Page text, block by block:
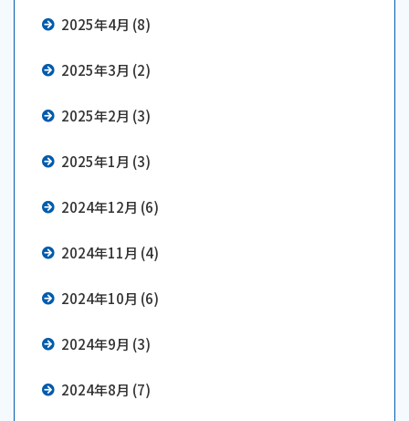
2025年4月 (8)
2025年3月 (2)
2025年2月 (3)
2025年1月 (3)
2024年12月 (6)
2024年11月 (4)
2024年10月 (6)
2024年9月 (3)
2024年8月 (7)